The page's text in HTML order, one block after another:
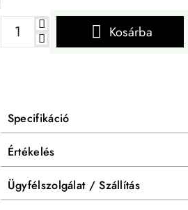
Kosárba
Specifikáció
Értékelés
Ügyfélszolgálat / Szállítás